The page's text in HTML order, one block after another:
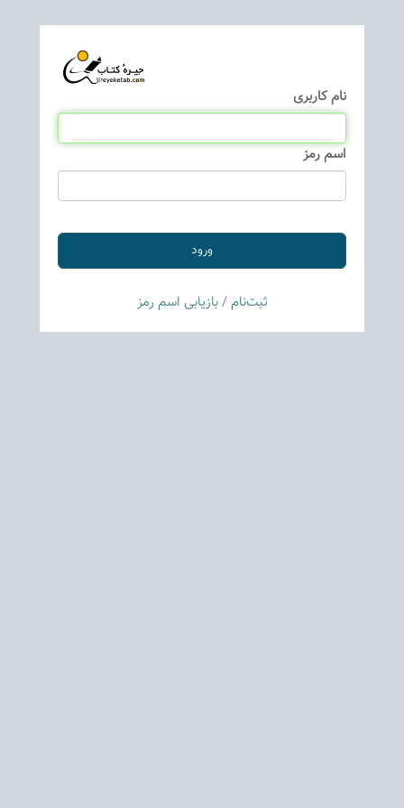
نام كاربری
اسم رمز
ثبت‌نام/بازیابی اسم رمز